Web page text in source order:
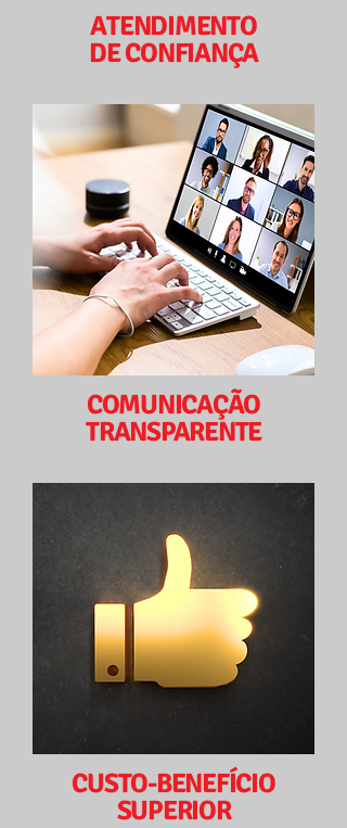
ATENDIMENTO
DE CONFIANÇA
COMUNICAÇÃO
TRANSPARENTE
CUSTO-BENEFÍCIO
SUPERIOR